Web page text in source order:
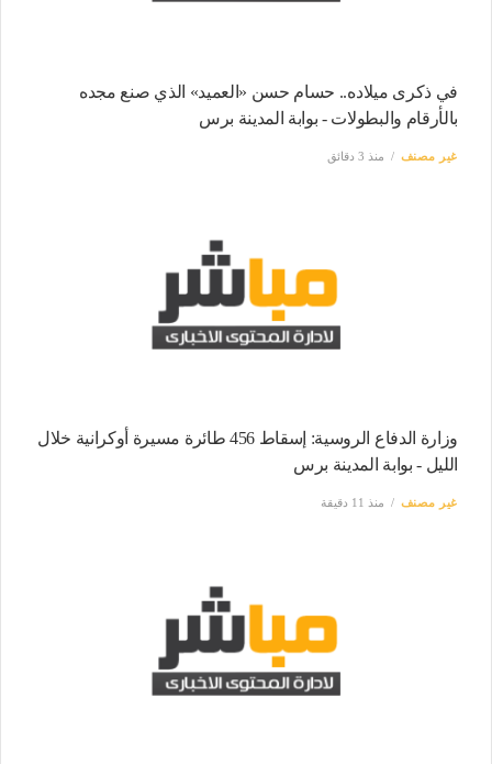
في ذكرى ميلاده.. حسام حسن «العميد» الذي صنع مجده
بالأرقام والبطولات - بوابة المدينة برس
غير مصنف منذ 3 دقائق
وزارة الدفاع الروسية: إسقاط 456 طائرة مسيرة أوكرانية خلال
الليل - بوابة المدينة برس
غير مصنف منذ 11 دقيقة